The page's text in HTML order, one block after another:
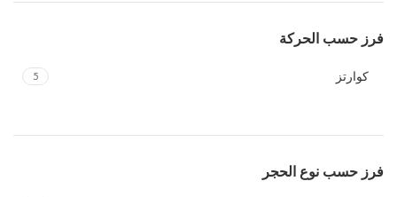
فرز حسب الحركة
كوارتز 5
فرز حسب نوع الحجر